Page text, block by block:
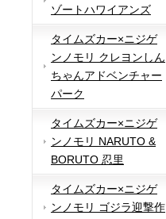
ゾートハワイアンズ
タイムズカー×ニジゲ
ンノモリ クレヨンしん
ちゃんアドベンチャー
パーク
タイムズカー×ニジゲ
ンノモリ NARUTO &
BORUTO 忍里
タイムズカー×ニジゲ
ンノモリ ゴジラ迎撃作